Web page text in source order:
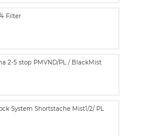
Filter
2-5 stop PMVND/PL / BlackMist
System Shortstache Mist1/2/ PL